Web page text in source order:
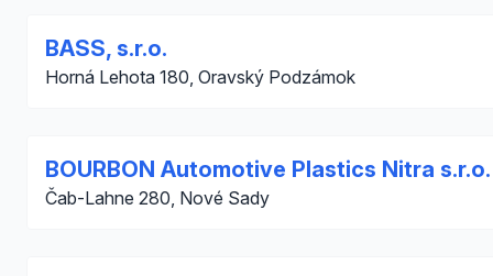
BASS, s.r.o.
Horná Lehota 180, Oravský Podzámok
BOURBON Automotive Plastics Nitra s.r.o.
Čab-Lahne 280, Nové Sady